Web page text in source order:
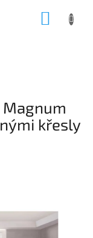
křesly